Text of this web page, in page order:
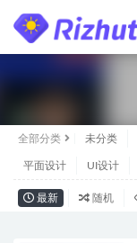
全部分类 未分类
平面设计 UI设计
最新 随机